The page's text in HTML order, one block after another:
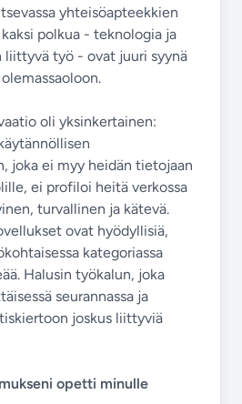
yhteisöapteekkien
polkua - teknologia ja
työ - ovat juuri syynä
oli yksinkertainen:
joka ei myy heidän tietojaan
ei profiloi heitä verkossa
turvallinen ja kätevä.
ovat hyödyllisiä,
kategoriassa
Halusin työkalun, joka
seurannassa ja
joskus liittyviä
opetti minulle